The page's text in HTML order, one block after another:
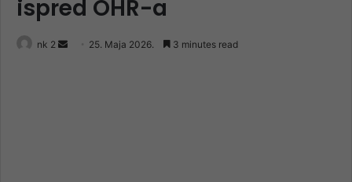
ispred OHR-a
nk 2
Send 25. Maja 2026. 3 minutes read